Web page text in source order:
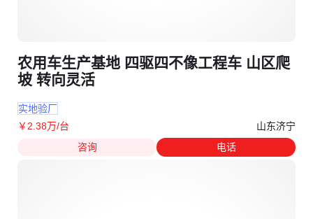
农用车生产基地 四驱四不像工程车 山区爬
坡 转向灵活
实地验厂
￥2.38万/台
山东济宁
咨询
电话